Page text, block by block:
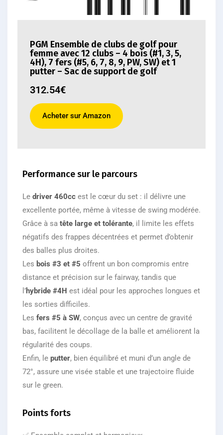
PGM Ensemble de clubs de golf pour
femme avec 12 clubs – 4 bois (#1, 3, 5,
4H), 7 fers (#5, 6, 7, 8, 9, PW, SW) et 1
putter – Sac de support de golf
312.54€
Acheter sur Amazon
Performance sur le parcours
Le driver 460cc est le cœur du set : il délivre une
excellente portée, même à vitesse de swing modérée.
Grâce à sa tête large et tolérante, il limite les effets
négatifs des frappes décentrées et permet d’obtenir
des balles plus droites.
Les bois #3 et #5 offrent un bon compromis entre
distance et précision sur le fairway, tandis que
l’hybride #4H est idéal pour les approches longues et
les sorties difficiles.
Les fers #5 à SW, conçus avec un centre de gravité
bas, facilitent le décollage de la balle et améliorent la
régularité des coups.
Enfin, le putter, bien équilibré et muni d’un angle de
72°, assure une visée stable et une trajectoire fluide
sur le green.
Points forts